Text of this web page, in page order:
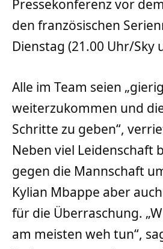
Pressekonferenz vor
den französischen
Dienstag (21.00 Uhr/Sky
Alle im Team seien „gierig
weiterzukommen und
Schritte zu geben“,
Neben viel Leidenschaft
gegen die Mannschaft
Kylian Mbappe aber
für die Überraschung.
am meisten weh tun“,